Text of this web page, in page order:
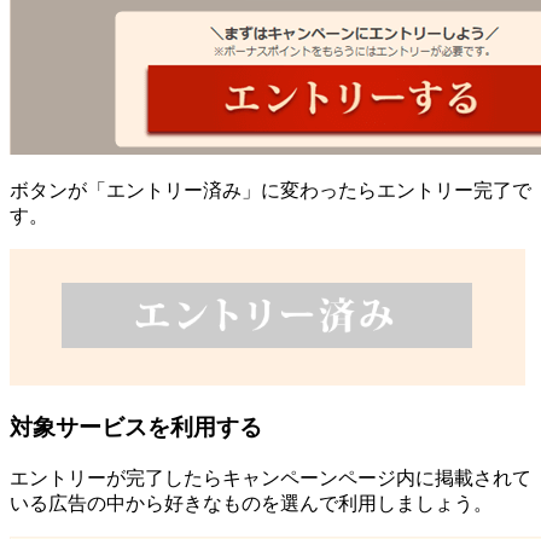
ボタンが「エントリー済み」に変わったらエントリー完了で
す。
対象サービスを利用する
エントリーが完了したらキャンペーンページ内に掲載されて
いる広告の中から好きなものを選んで利用しましょう。